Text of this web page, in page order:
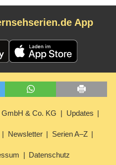
App
& Co. KG Updates
Newsletter Serien A–Z
Datenschutz